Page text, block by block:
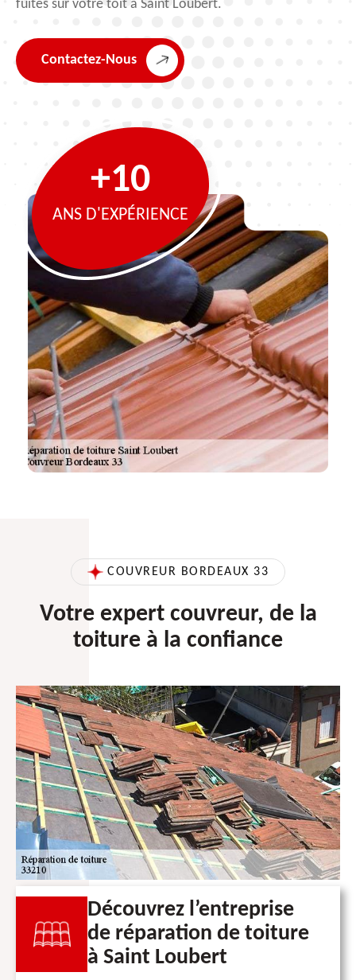
fuites sur votre toit à Saint Loubert.
Contactez-Nous
+10
ANS D'EXPÉRIENCE
COUVREUR BORDEAUX 33
Votre expert couvreur, de la
toiture à la confiance
Découvrez l’entreprise
de réparation de toiture
à Saint Loubert